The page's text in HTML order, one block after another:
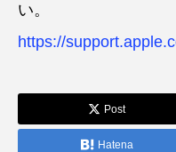
い。
https://
Post
Hatena